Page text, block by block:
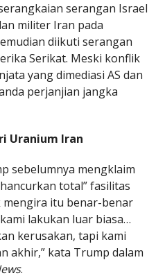
serangan Israel
militer Iran pada
diikuti serangan
Serikat. Meski konflik
yang dimediasi AS dan
perjanjian jangka
Uranium Iran
sebelumnya mengklaim
total” fasilitas
mengira itu benar-benar
lakukan luar biasa…
kerusakan, tapi kami
akhir,” kata Trump dalam
.